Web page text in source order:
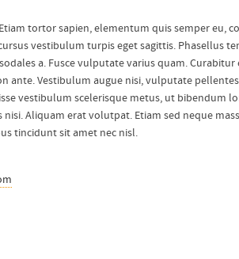
tortor sapien, elementum quis semper eu,
vestibulum turpis eget sagittis. Phasellus
a. Fusce vulputate varius quam. Curabitur
ante. Vestibulum augue nisi, vulputate
vestibulum scelerisque metus, ut bibendum
nisi. Aliquam erat volutpat. Etiam sed neque
tincidunt sit amet nec nisl.